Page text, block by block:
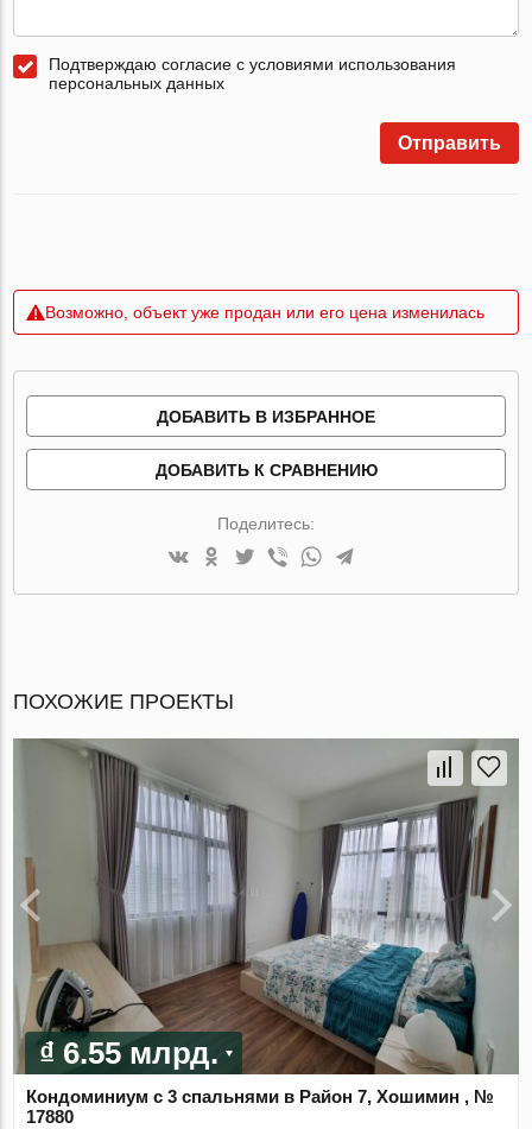
Подтверждаю согласие с условиями использования
персональных данных
Отправить
Возможно, объект уже продан или его цена изменилась
ДОБАВИТЬ В ИЗБРАННОЕ
ДОБАВИТЬ К СРАВНЕНИЮ
Поделитесь:
ПОХОЖИЕ ПРОЕКТЫ
₫ 6.55 млрд.
Кондоминиум с 3 спальнями в Район 7, Хошимин , №
17880